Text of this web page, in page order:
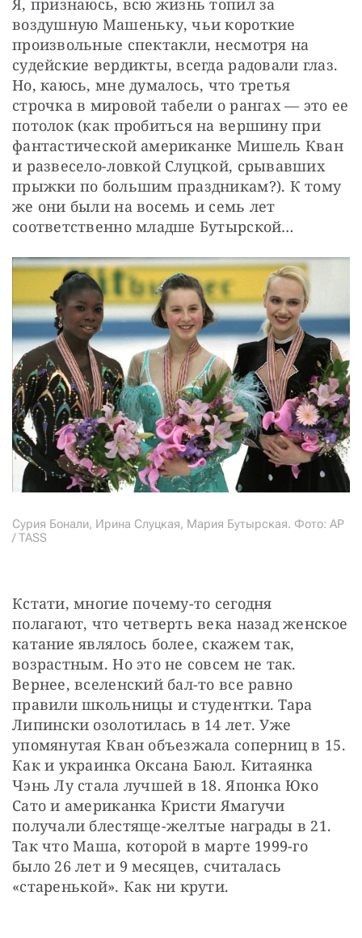
воздушную Машеньку, чьи короткие
произвольные спектакли, несмотря на
судейские вердикты, всегда радовали глаз.
Но, каюсь, мне думалось, что третья
строчка в мировой табели о рангах — это ее
потолок (как пробиться на вершину при
фантастической американке Мишель Кван
и развесело-ловкой Слуцкой, срывавших
прыжки по большим праздникам?). К тому
же они были на восемь и семь лет
соответственно младше Бутырской…
Сурия Бонали, Ирина Слуцкая, Мария Бутырская. Фото: AP
/ TASS
Кстати, многие почему-то сегодня
полагают, что четверть века назад женское
катание являлось более, скажем так,
возрастным. Но это не совсем не так.
Вернее, вселенский бал-то все равно
правили школьницы и студентки. Тара
Липински озолотилась в 14 лет. Уже
упомянутая Кван объезжала соперниц в 15.
Как и украинка Оксана Баюл. Китаянка
Чэнь Лу стала лучшей в 18. Японка Юко
Сато и американка Кристи Ямагучи
получали блестяще-желтые награды в 21.
Так что Маша, которой в марте 1999-го
было 26 лет и 9 месяцев, считалась
«старенькой». Как ни крути.